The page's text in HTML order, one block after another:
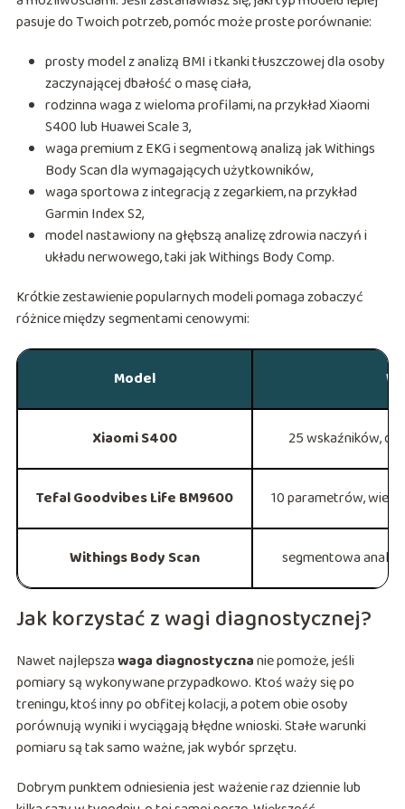
pasuje do Twoich potrzeb, pomóc może proste porównanie:
prosty model z analizą BMI i tkanki tłuszczowej dla osoby
zaczynającej dbałość o masę ciała,
rodzinna waga z wieloma profilami, na przykład Xiaomi
S400 lub Huawei Scale 3,
waga premium z EKG i segmentową analizą jak Withings
Body Scan dla wymagających użytkowników,
waga sportowa z integracją z zegarkiem, na przykład
Garmin Index S2,
model nastawiony na głębszą analizę zdrowia naczyń i
układu nerwowego, taki jak Withings Body Comp.
Krótkie zestawienie popularnych modeli pomaga zobaczyć
różnice między segmentami cenowymi:
Model
Xiaomi S400 25 wskaźników,
Tefal Goodvibes Life BM9600 10 parametrów, wiek
Withings Body Scan segmentowa
Jak korzystać z wagi diagnostycznej?
Nawet najlepszawaga diagnostycznanie pomoże, jeśli
pomiary są wykonywane przypadkowo. Ktoś waży się po
treningu, ktoś inny po obfitej kolacji, a potem obie osoby
porównują wyniki i wyciągają błędne wnioski. Stałe warunki
pomiaru są tak samo ważne, jak wybór sprzętu.
Dobrym punktem odniesienia jest ważenie raz dziennie lub